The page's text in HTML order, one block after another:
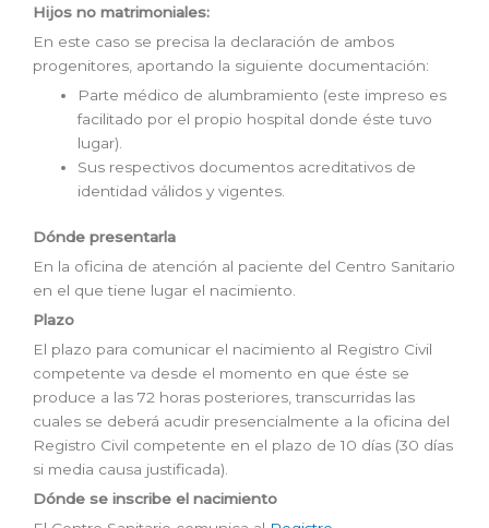
Hijos no matrimoniales:
En este caso se precisa la declaración de ambos
progenitores, aportando la siguiente documentación:
Parte médico de alumbramiento (este impreso es
facilitado por el propio hospital donde éste tuvo
lugar).
Sus respectivos documentos acreditativos de
identidad válidos y vigentes.
Dónde presentarla
En la oficina de atención al paciente del Centro Sanitario
en el que tiene lugar el nacimiento.
Plazo
El plazo para comunicar el nacimiento al Registro Civil
competente va desde el momento en que éste se
produce a las 72 horas posteriores, transcurridas las
cuales se deberá acudir presencialmente a la oficina del
Registro Civil competente en el plazo de 10 días (30 días
si media causa justificada).
Dónde se inscribe el nacimiento